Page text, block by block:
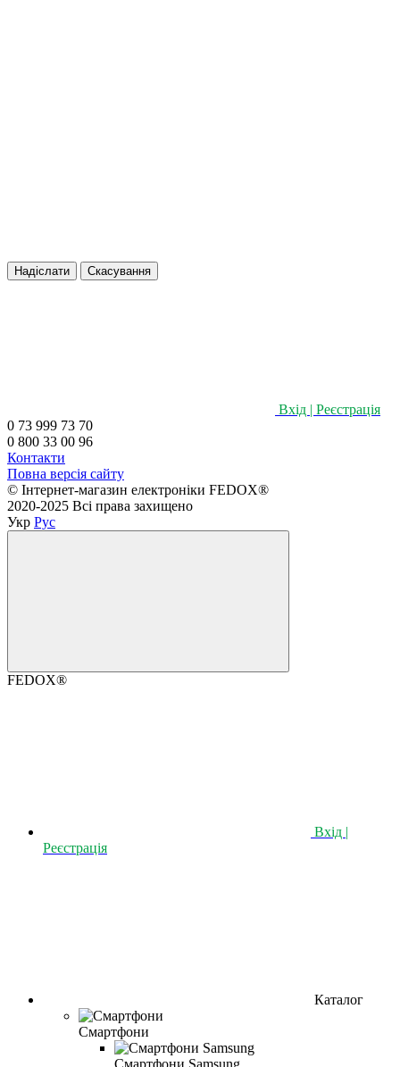
Надіслати Скасування
Вхід | Реєстрація
0 73 999 73 70
0 800 33 00 96
Контакти
Повна версія сайту
©️ Інтернет-магазин електроніки FEDOX®
2020-2025 Всі права захищено
Укр Рус
FEDOX®
Вхід |
Реєстрація
Каталог
Смартфони
Смартфони Samsung